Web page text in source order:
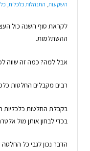
השקעות, התנהלות כלכלית,
לקראת סוף השנה כול
ההשתלמות.
אבל למה? כמה זה שווה
רבים מקבלים החלטות
בקבלת החלטות
בכדי לבחון אותן מול
הדבר נכון לגבי כל